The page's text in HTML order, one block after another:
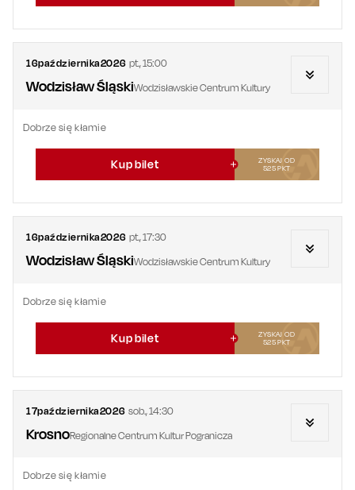
16października2026 pt.,15:00
Wodzisław ŚląskiWodzisławskie Centrum Kultury
Dobrze się kłamie
Kup bilet
ZYSKAJ OD
525PKT
16października2026 pt.,17:30
Wodzisław ŚląskiWodzisławskie Centrum Kultury
Dobrze się kłamie
Kup bilet
ZYSKAJ OD
525PKT
17października2026 sob.,14:30
KrosnoRegionalne Centrum Kultur Pogranicza
Dobrze się kłamie